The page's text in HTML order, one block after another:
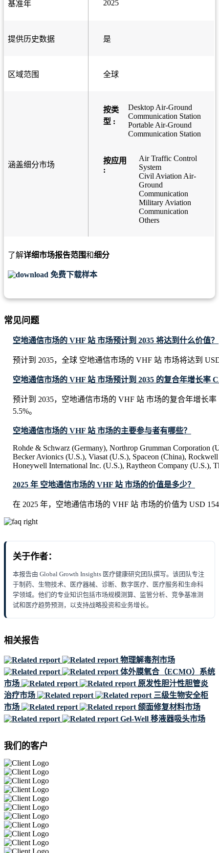
基准年 2025
提供历史数据 是
区域范围 全球
涵盖细分市场
按类
型 :
Desktop Air-Ground
Communication Station
Portable Air-Ground
Communication Station
按应用
:
Air Traffic Control
System
Civil Aviation Air-
Ground
Communication
Military Aviation
Communication
Others
了解详细市场报告范围和细分
免费下载样本
常见问题
空地通信市场的 VHF 站 市场预计到 2035 将达到什么价值？
预计到 2035，全球 空地通信市场的 VHF 站 市场将达到
空地通信市场的 VHF 站 市场预计到 2035 的复合年增长率
预计到 2035，空地通信市场的 VHF 站 市场的复合年增长
5.5%。
空地通信市场的 VHF 站 市场的主要参与者有哪些？
Rohde & Schwarz (Germany), Northrop Grumman Corporation
Becker Avionics (U.S.), Viasat (U.S.), Spaceon (China),
Honeywell International Inc. (U.S.), Raytheon Company (U.S.),
2025 年 空地通信市场的 VHF 站 市场的价值是多少？
在 2025 年，空地通信市场的 VHF 站 市场的价值为 USD
关于作者：
本报告由 Global Growth Insights 医疗健康研究团队撰写。该团队专注
于制药、生物技术、医疗器械、诊断、数字医疗、医疗服务和生命科
学领域。他们的专业知识包括市场规模测算、监管分析、竞争基准测
试和医疗趋势预测，以支持战略投资和业务增长。
相关报告
物理解毒剂市场
体外膜氧合（ECMO）系统
市场
原发性胆汁性胆管炎
治疗市场
三级生物安全柜
市场
颌面修复材料市场
Gel-Well 移液器吸头市场
我们的客户